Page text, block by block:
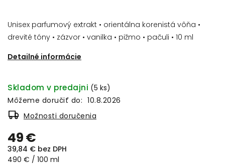
Unisex parfumový extrakt • orientálna korenistá vôňa •
drevité tóny • zázvor • vanilka • pižmo • pačuli • 10 ml
Detailné informácie
49 €
39,84 € bez DPH
490 € / 100 ml
Skladom v predajni (5 ks)
Môžeme doručiť do: 10.8.2026
Možnosti doručenia